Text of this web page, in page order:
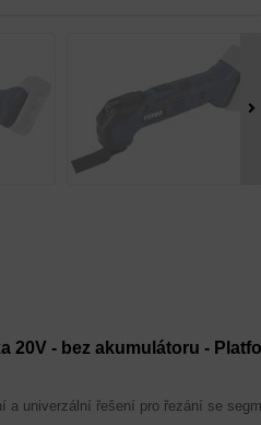
20V - bez akumulátoru -
a univerzální řešení pro řezání se